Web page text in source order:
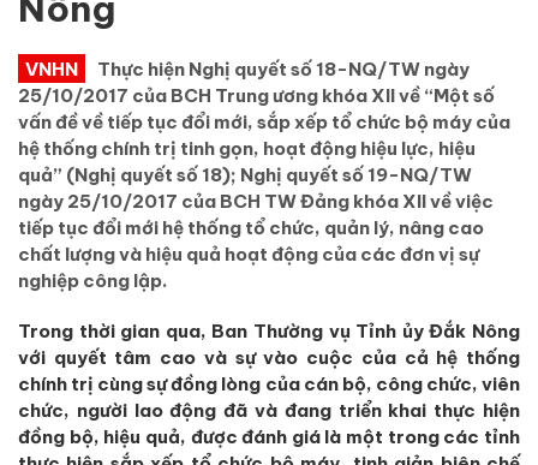
VNHN
Thực hiện Nghị quyết số 18-NQ/TW ngày
25/10/2017 của BCH Trung ương khóa XII về “Một số
vấn đề về tiếp tục đổi mới, sắp xếp tổ chức bộ máy của
hệ thống chính trị tinh gọn, hoạt động hiệu lực, hiệu
quả” (Nghị quyết số 18); Nghị quyết số 19-NQ/TW
ngày 25/10/2017 của BCH TW Đảng khóa XII về việc
tiếp tục đổi mới hệ thống tổ chức, quản lý, nâng cao
chất lượng và hiệu quả hoạt động của các đơn vị sự
nghiệp công lập.
Trong thời gian qua, Ban Thường vụ Tỉnh ủy Đắk Nông
với quyết tâm cao và sự vào cuộc của cả hệ thống
chính trị cùng sự đồng lòng của cán bộ, công chức, viên
chức, người lao động đã và đang triển khai thực hiện
đồng bộ, hiệu quả, được đánh giá là một trong các tỉnh